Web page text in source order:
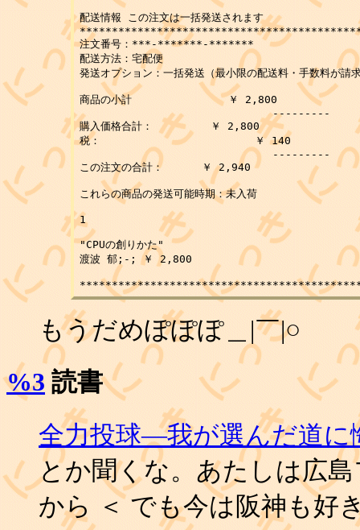
配送情報 この注文は一括発送されます
注文番号：***-*******-*******
配送方法：宅配便
発送オプション：一括発送（最小限の配送料・手数料が請
商品の小計               ￥ 2,800
                              ---------
購入価格合計：         ￥ 2,800
税：                        ￥ 140
                              ---------
この注文の合計：      ￥ 2,940
これらの商品の発送可能時期：未入荷
1
"CPUの創りかた"
渡波 郁;-; ￥ 2,800
もうだめぽぽぽ＿|￣|○
%3 読書
全力投球―我が選んだ道に
とか聞くな。あたしは広
から ＜ でも今は阪神も好